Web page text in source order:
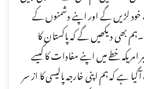
لڑیں گے اور اپنے دشمنوں کے
بھی دیکھیں گے کہ پاکستان کا
خطے میں اپنے مفادات کا کیسے
ہے کہ ہم اپنی خارجہ پالیسی کا از سر